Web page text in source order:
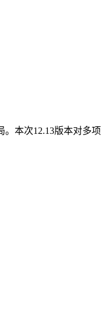
本次12.13版本对多